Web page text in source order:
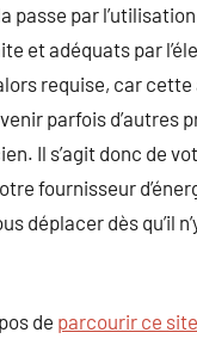
passe par l’utilisation
et adéquats par
requise, car
parfois d’autres
Il s’agit donc de
fournisseur
déplacer dès qu’il
de parcourir ce site